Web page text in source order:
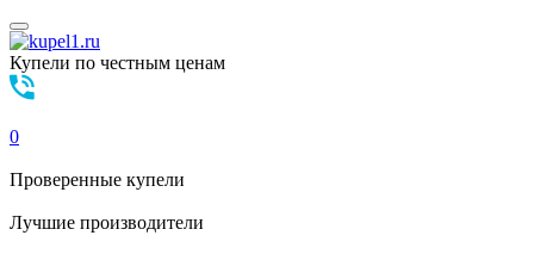
Купели по честным ценам
0
Проверенные купели
Лучшие производители